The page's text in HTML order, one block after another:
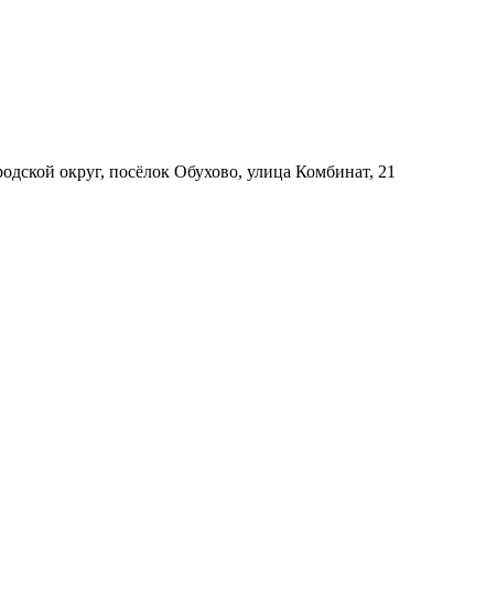
округ, посёлок Обухово, улица Комбинат, 21